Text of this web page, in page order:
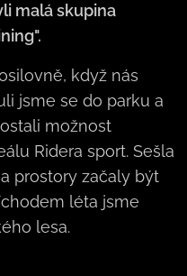
malá skupina
když nás
jsme se do parku a
možnost
Ridera sport. Sešla
prostory začaly být
léta jsme
lesa.